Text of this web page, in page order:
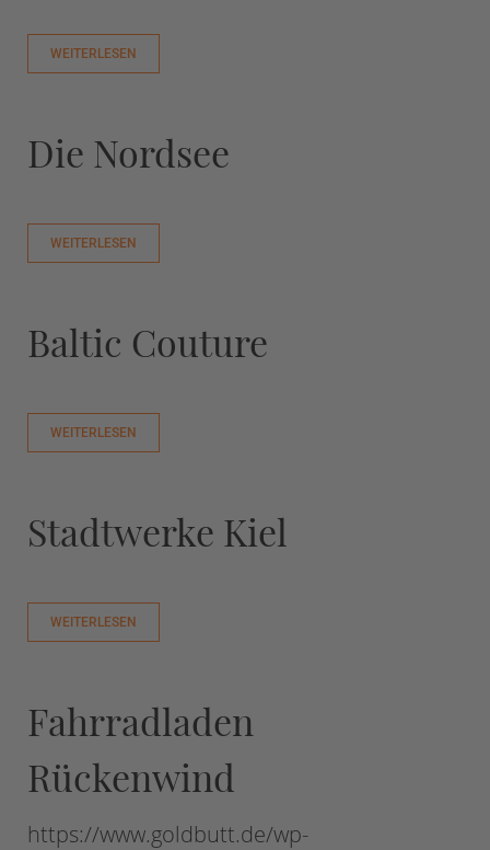
WEITERLESEN
Die Nordsee
WEITERLESEN
Baltic Couture
WEITERLESEN
Stadtwerke Kiel
WEITERLESEN
Fahrradladen
Rückenwind
https://www.goldbutt.de/wp-